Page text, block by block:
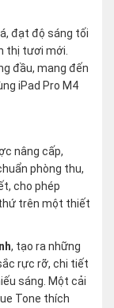
đạt độ sáng tối
thị tươi mới.
đầu, mang đến
iPad Pro M4
nâng cấp,
phòng thu,
cho phép
trên một thiết
, tạo ra những
rực rỡ, chi tiết
sáng. Một cải
Tone thích